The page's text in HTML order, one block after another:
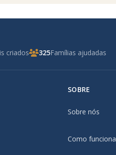
criados 325Famílias ajudadas
SOBRE
Sobre nós
Como funciona